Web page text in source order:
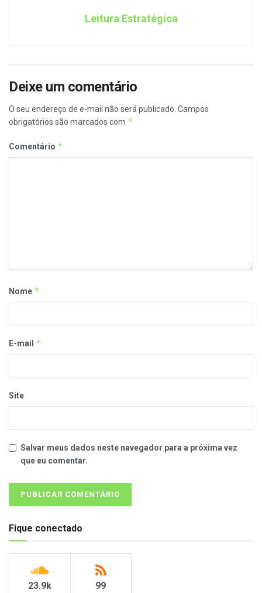
Leitura Estratégica
Deixe um comentário
O seu endereço de e-mail não será publicado. Campos
obrigatórios são marcados com *
Comentário *
Nome *
E-mail *
Site
Salvar meus dados neste navegador para a próxima vez
que eu comentar.
Fique conectado
23.9k 99